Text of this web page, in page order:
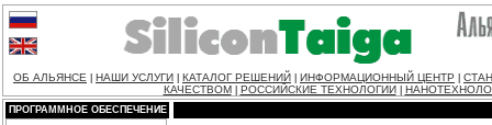
ОБ АЛЬЯНСЕ НАШИ УСЛУГИ КАТАЛОГ РЕШЕНИЙ ИНФОРМАЦИОННЫЙ ЦЕНТР
КАЧЕСТВОМ
РОССИЙСКИЕ ТЕХНОЛОГИИ
ПРОГРАММНОЕ ОБЕСПЕЧЕНИЕ